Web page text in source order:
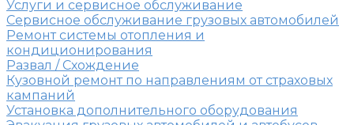
Услуги и сервисное обслуживание
Сервисное обслуживание грузовых автомобилей
Ремонт системы отопления и
кондиционирования
Развал / Схождение
Кузовной ремонт по направлениям от страховых
кампаний
Установка дополнительного оборудования